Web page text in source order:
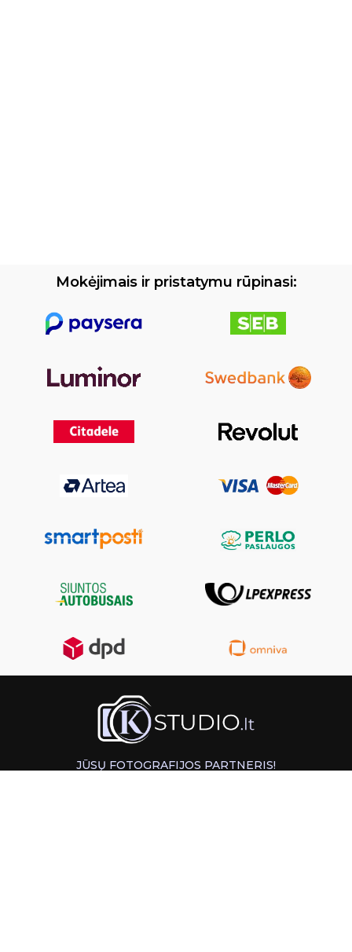
Mokėjimais ir pristatymu rūpinasi:
JŪSŲ FOTOGRAFIJOS PARTNERIS!